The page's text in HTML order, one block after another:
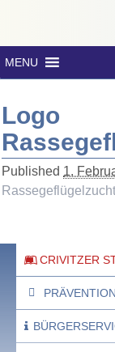
MENU
Logo
Published 1.
CRIVITZER
PRÄVENTION